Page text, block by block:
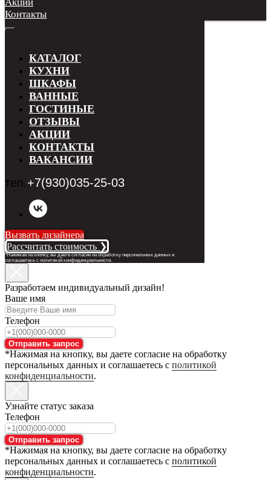
Контакты
КАТАЛОГ
КУХНИ
ШКАФЫ
ВАННЫЕ
ГОСТИНЫЕ
ОТЗЫВЫ
АКЦИИ
КОНТАКТЫ
ВАКАНСИИ
тел.+7(930)035-25-03
Вызвать дизайнера
Рассчитать стоимость ❯
*Нажимая на кнопку, вы даете согласие на обработку персональных данных и
соглашаетесь с политикой конфиденциальности.
Разработаем индивидуальный дизайн!
Ваше имя
Телефон
Отправить запрос
*Нажимая на кнопку, вы даете согласие на обработку
персональных данных и соглашаетесь с политикой
конфиденциальности.
Узнайте статус заказа
Телефон
Отправить запрос
*Нажимая на кнопку, вы даете согласие на обработку
персональных данных и соглашаетесь с политикой
конфиденциальности.